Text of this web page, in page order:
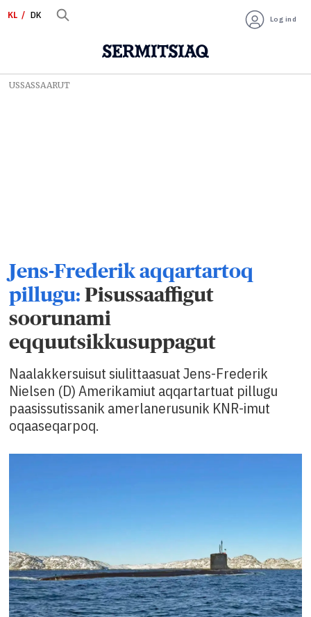
KL DK Log ind
USSASSAARUT
Jens-Frederik aqqartartoq
pillugu: Pisussaaffigut
soorunami
eqquutsikkusuppagut
Naalakkersuisut siulittaasuat Jens-Frederik
Nielsen (D) Amerikamiut aqqartartuat pillugu
paasissutissanik amerlanerusunik KNR-imut
oqaaseqarpoq.